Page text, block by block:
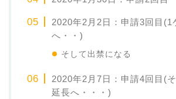
2020年2月2日：申請3回目(1
へ・・)
そして出禁になる
2020年2月7日：申請4回目(
延長へ・・・)